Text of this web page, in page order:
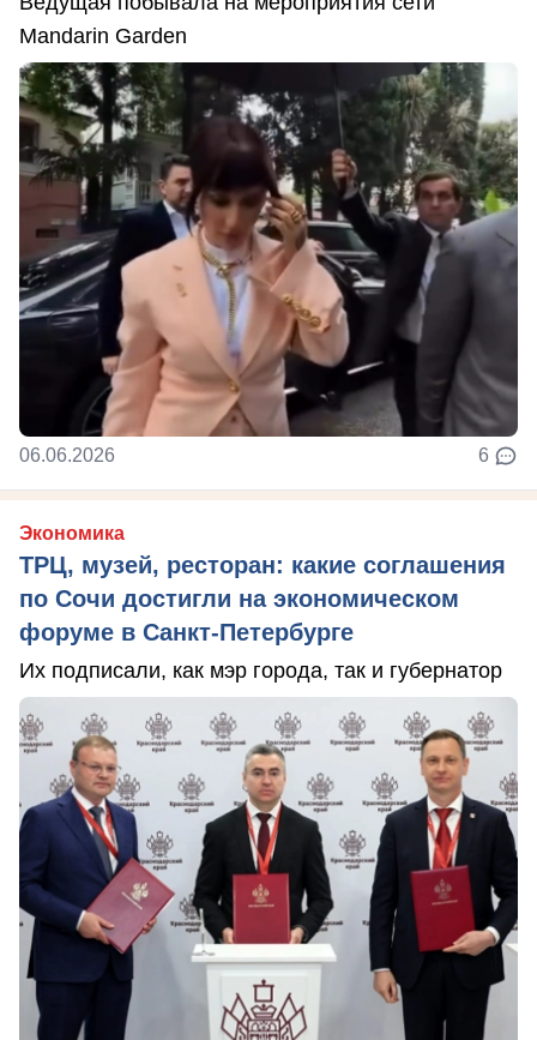
Mandarin Garden
06.06.2026 6
Экономика
ТРЦ, музей, ресторан: какие соглашения
по Сочи достигли на экономическом
форуме в Санкт-Петербурге
Их подписали, как мэр города, так и губернатор